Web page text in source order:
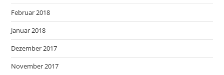
Februar 2018
Januar 2018
Dezember 2017
November 2017